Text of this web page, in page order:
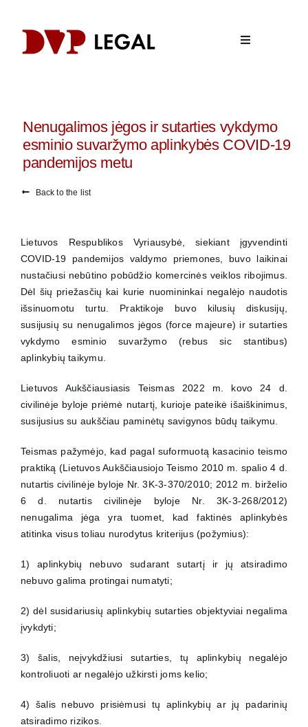
content
Toggle
ABOUT US
AREAS OF PRACTICE
Nenugalimos jėgos ir sutarties vykdymo
esminio suvaržymo aplinkybės COVID-19
pandemijos metu
Back to the list
Lietuvos Respublikos Vyriausybė, siekiant įgyvendinti
COVID-19 pandemijos valdymo priemones, buvo laikinai
nustačiusi nebūtino pobūdžio komercinės veiklos ribojimus.
Dėl šių priežasčių kai kurie nuomininkai negalėjo naudotis
išsinuomotu turtu. Praktikoje buvo kilusių diskusijų,
susijusių su nenugalimos jėgos (force majeure) ir sutarties
vykdymo esminio suvaržymo (rebus sic stantibus)
aplinkybių taikymu.
Lietuvos Aukščiausiasis Teismas 2022 m. kovo 24 d.
civilinėje byloje priėmė nutartį, kurioje pateikė išaiškinimus,
susijusius su aukščiau paminėtų savigynos būdų taikymu.
Teismas pažymėjo, kad pagal suformuotą kasacinio teismo
praktiką (Lietuvos Aukščiausiojo Teismo 2010 m. spalio 4 d.
nutartis civilinėje byloje Nr. 3K-3-370/2010; 2012 m. birželio
6 d. nutartis civilinėje byloje Nr. 3K-3-268/2012)
nenugalima jėga yra tuomet, kad faktinės aplinkybės
atitinka visus toliau nurodytus kriterijus (požymius):
1) aplinkybių nebuvo sudarant sutartį ir jų atsiradimo
nebuvo galima protingai numatyti;
2) dėl susidariusių aplinkybių sutarties objektyviai negalima
įvykdyti;
3) šalis, neįvykdžiusi sutarties, tų aplinkybių negalėjo
kontroliuoti ar negalėjo užkirsti joms kelio;
4) šalis nebuvo prisiėmusi tų aplinkybių ar jų padarinių
atsiradimo rizikos.